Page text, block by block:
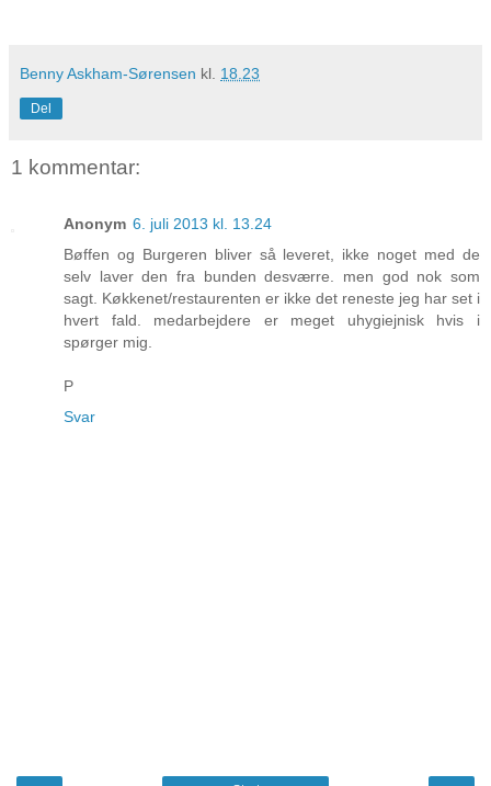
Benny Askham-Sørensen kl. 18.23
Del
1 kommentar:
Anonym 6. juli 2013 kl. 13.24
Bøffen og Burgeren bliver så leveret, ikke noget med de
selv laver den fra bunden desværre. men god nok som
sagt. Køkkenet/restaurenten er ikke det reneste jeg har set i
hvert fald. medarbejdere er meget uhygiejnisk hvis i
spørger mig.
P
Svar